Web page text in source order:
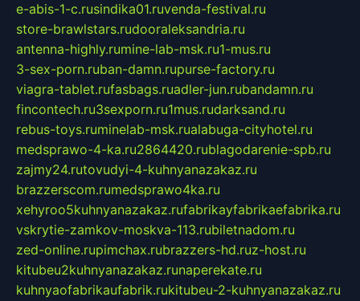
e-abis-1-c.rusindika01.ruvenda-festival.ru
store-brawlstars.rudooraleksandria.ru
antenna-highly.rumine-lab-msk.ru1-mus.ru
3-sex-porn.ruban-damn.rupurse-factory.ru
viagra-tablet.rufasbags.ruadler-jun.rubandamn.ru
fincontech.ru3sexporn.ru1mus.rudarksand.ru
rebus-toys.ruminelab-msk.rualabuga-cityhotel.ru
medsprawo-4-ka.ru2864420.rublagodarenie-spb.ru
zajmy24.rutovudyi-4-kuhnyanazakaz.ru
brazzerscom.rumedsprawo4ka.ru
xehyroo5kuhnyanazakaz.rufabrikayfabrikaefabrika.ru
vskrytie-zamkov-moskva-113.rubiletnadom.ru
zed-online.rupimchax.rubrazzers-hd.ruz-host.ru
kitubeu2kuhnyanazakaz.runaperekate.ru
kuhnyaofabrikaufabrik.rukitubeu-2-kuhnyanazakaz.ru